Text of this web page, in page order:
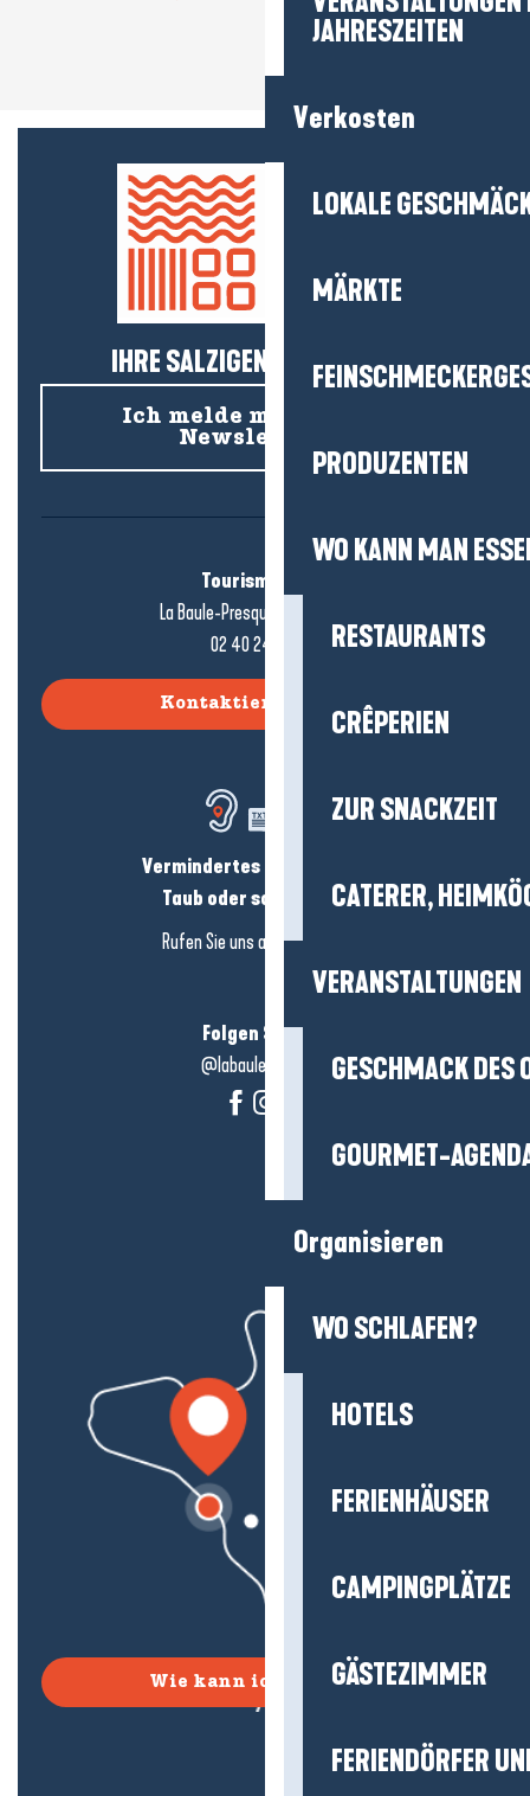
JAHRESZEITEN
Verkosten
LOKALE
MÄRKTE
PRODUZENTEN
WO KANN MAN
RESTAURANTS
CRÊPERIEN
ZUR SNACKZEIT
CATERER,
VERANSTALTUNGEN
GESCHMACK DES
GOURMET-
Organisieren
WO SCHLAFEN?
HOTELS
FERIENHÄUSER
CAMPINGPLÄTZE
GÄSTEZIMMER
FERIENDÖRFER
IHRE SALZIGEN NEUIGKEITEN!
Ich melde mich für den
Newsletter an
Tourismusbüro
La Baule-Presqu'île de Guérande
02 40 24 34 44
Kontaktieren Sie uns
Vermindertes Hörvermögen?
Taub oder schwerhörig?
Rufen Sie uns an inhier klicken
Folgen Sie uns!
@labauleguérande
Wie kann ich kommen?